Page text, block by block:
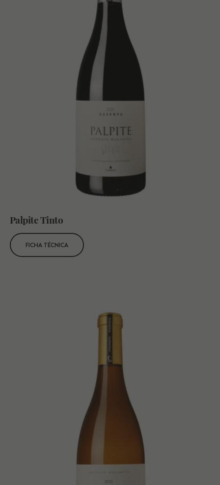
Palpite Tinto
FICHA TÉCNICA